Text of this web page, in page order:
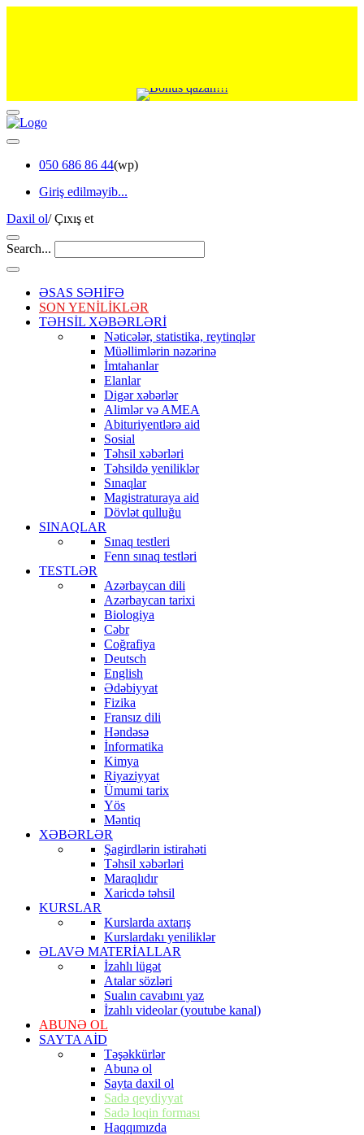
050 686 86 44(wp)
Giriş edilməyib...
Daxil ol/Çıxış et
Search...
ƏSAS SƏHİFƏ
SON YENİLİKLƏR
TƏHSİL XƏBƏRLƏRİ
Nəticələr, statistika, reytinqlər
Müəllimlərin nəzərinə
İmtahanlar
Elanlar
Digər xəbərlər
Alimlər və AMEA
Abituriyentlərə aid
Sosial
Təhsil xəbərləri
Təhsildə yeniliklər
Sınaqlar
Magistraturaya aid
Dövlət qulluğu
SINAQLAR
Sınaq testleri
Fenn sınaq testləri
TESTLƏR
Azərbaycan dili
Azərbaycan tarixi
Biologiya
Cəbr
Coğrafiya
Deutsch
English
Ədəbiyyat
Fizika
Fransız dili
Həndəsə
İnformatika
Kimya
Riyaziyyat
Ümumi tarix
Yös
Məntiq
XƏBƏRLƏR
Şagirdlərin istirahəti
Təhsil xəbərləri
Maraqlıdır
Xaricdə təhsil
KURSLAR
Kurslarda axtarış
Kurslardakı yeniliklər
ƏLAVƏ MATERİALLAR
İzahlı lügət
Atalar sözləri
Sualın cavabını yaz
İzahlı videolar (youtube kanal)
ABUNƏ OL
SAYTA AİD
Təşəkkürlər
Abunə ol
Sayta daxil ol
Sadə qeydiyyat
Sadə loqin forması
Haqqımızda